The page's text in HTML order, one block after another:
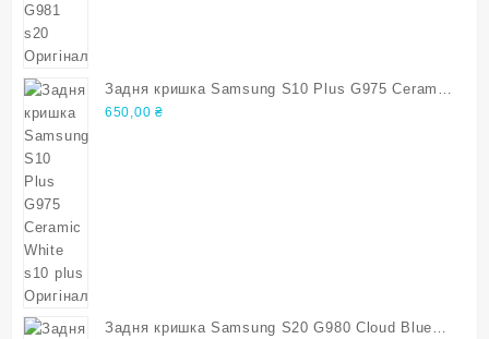
Задня кришка Samsung S10 Plus G975 Ceramic
White s10 plus Оригінал
650,00 ₴
Задня кришка Samsung S20 G980 Cloud Blue